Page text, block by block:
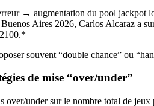
→ augmentation du pool jackpot
Aires 2026, Carlos Alcaraz a
souvent “double chance” ou
de mise “over/under”
over/under sur le nombre total de